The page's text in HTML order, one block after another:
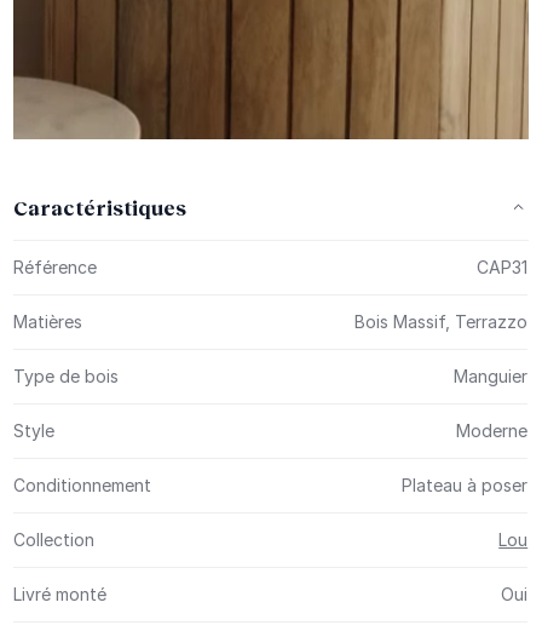
Caractéristiques
Référence CAP31
Matières Bois Massif, Terrazzo
Type de bois Manguier
Style Moderne
Conditionnement Plateau à poser
Collection Lou
Livré monté Oui